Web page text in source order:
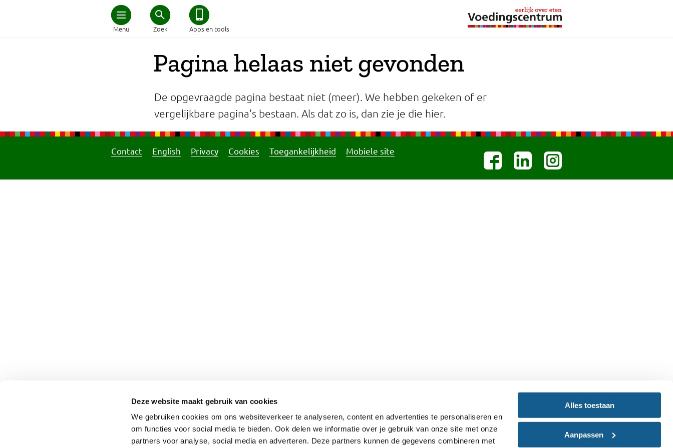
Deze website maakt gebruik van cookies
We gebruiken cookies om ons websiteverkeer te analyseren, content en advertenties te personaliseren en
om functies voor social media te bieden. Ook delen we informatie over je gebruik van onze site met onze
partners voor analyse, social media en adverteren. Deze partners kunnen de gegevens combineren met
Alles toestaan
Aanpassen
Menu Zoek Apps en tools
Home
Schijf van Vijf
Afvallen
Zwanger en kind
Pagina helaas niet gevonden
De opgevraagde pagina bestaat niet (meer). We hebben gekeken of er
vergelijkbare pagina's bestaan. Als dat zo is, dan zie je die hier.
Contact English Privacy Cookies Toegankelijkheid Mobiele site